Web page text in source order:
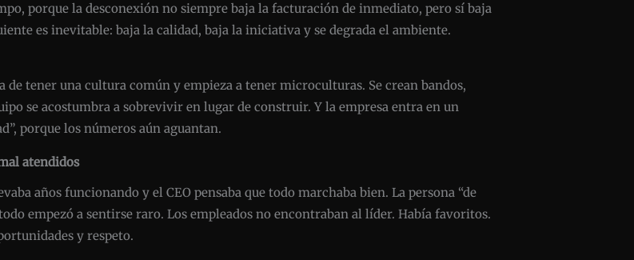
porque la desconexión no siempre baja la facturación de inmediato, pero sí baja
es inevitable: baja la calidad, baja la iniciativa y se degrada el ambiente.
de tener una cultura común y empieza a tener microculturas. Se crean bandos,
se acostumbra a sobrevivir en lugar de construir. Y la empresa entra en un
porque los números aún aguantan.
atendidos
años funcionando y el CEO pensaba que todo marchaba bien. La persona “de
empezó a sentirse raro. Los empleados no encontraban al líder. Había favoritos.
y respeto.